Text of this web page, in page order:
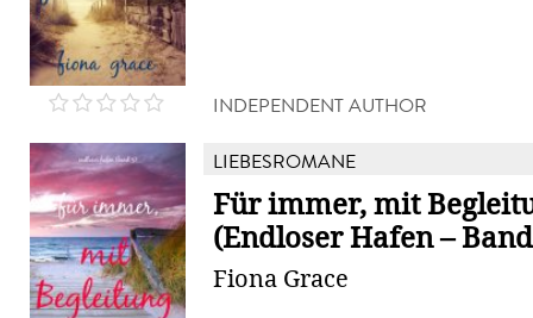
INDEPENDENT AUTHOR
LIEBESROMANE
Für immer, mit
(Endloser Hafen –
Fiona Grace